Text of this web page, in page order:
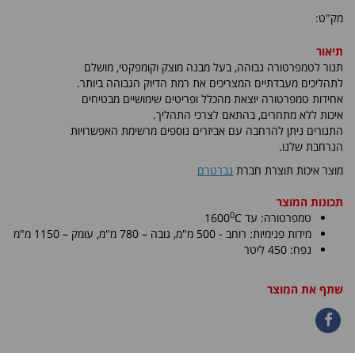
מק"ט:
תיאור
תנור לטמפרטורה גבוהה, בעל מבנה מוצק וקומפקטי, מושלם
לתהליכים מעבדתיים המצריכים את רמת הדיוק הגבוהה ביותר.
אחידות טמפרטורה יוצאת מהכלל ופריטים שימושיים מבטיחים
איכות ללא מתחרים, בהתאם לצרכי התהליך.
התנורים ניתן להרחבה עם אביזרים נוספים מרשימת האפשרויות
הנרחבת שלנו.
מוצר איכות תוצרת חברת נברטרם
תכונות המוצר
טמפרטורה: עד C
16000
מידות פנימיות: רוחב - 500 מ"מ, גובה – 780 מ"מ
, עומק – 1150 מ"מ
נפח: 450 ליטר
שתף את המוצר